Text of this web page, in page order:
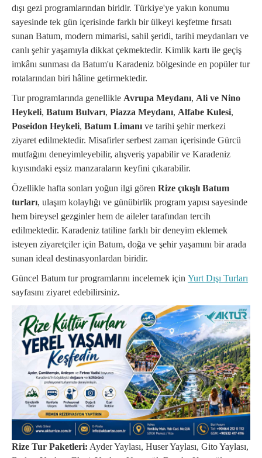
dışı gezi programlarından biridir. Türkiye'ye yakın konumu
sayesinde tek gün içerisinde farklı bir ülkeyi keşfetme fırsatı
sunan Batum, modern mimarisi, sahil şeridi, tarihi meydanları ve
canlı şehir yaşamıyla dikkat çekmektedir. Kimlik kartı ile geçiş
imkânı sunması da Batum'u Karadeniz bölgesinde en popüler tur
rotalarından biri hâline getirmektedir.
Tur programlarında genellikle Avrupa Meydanı, Ali ve Nino
Heykeli, Batum Bulvarı, Piazza Meydanı, Alfabe Kulesi,
Poseidon Heykeli, Batum Limanı ve tarihi şehir merkezi
ziyaret edilmektedir. Misafirler serbest zaman içerisinde Gürcü
mutfağını deneyimleyebilir, alışveriş yapabilir ve Karadeniz
kıyısındaki eşsiz manzaraların keyfini çıkarabilir.
Özellikle hafta sonları yoğun ilgi gören Rize çıkışlı Batum
turları, ulaşım kolaylığı ve günübirlik program yapısı sayesinde
hem bireysel gezginler hem de aileler tarafından tercih
edilmektedir. Karadeniz tatiline farklı bir deneyim eklemek
isteyen ziyaretçiler için Batum, doğa ve şehir yaşamını bir arada
sunan ideal destinasyonlardan biridir.
Güncel Batum tur programlarını incelemek için Yurt Dışı Turları
sayfasını ziyaret edebilirsiniz.
Rize Tur Paketleri: Ayder Yaylası, Huser Yaylası, Gito Yaylası,